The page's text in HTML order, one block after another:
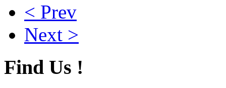
< Prev
Next >
Find Us !